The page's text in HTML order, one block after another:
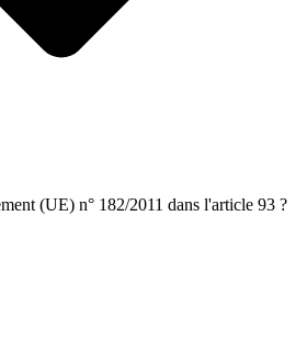
(UE) n° 182/2011 dans l'article 93 ?